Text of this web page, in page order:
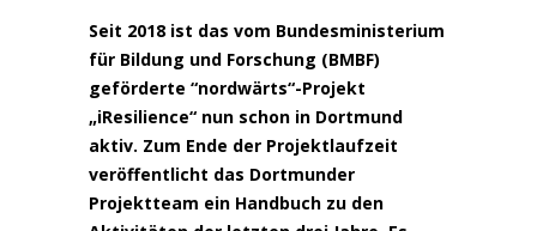
Seit 2018 ist das vom Bundesministerium
für Bildung und Forschung (BMBF)
geförderte “nordwärts“-Projekt
„iResilience“ nun schon in Dortmund
aktiv. Zum Ende der Projektlaufzeit
veröffentlicht das Dortmunder
Projektteam ein Handbuch zu den